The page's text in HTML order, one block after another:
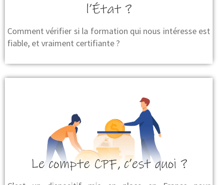
l’État ?
Comment vérifier si la formation qui nous intéresse est
fiable, et vraiment certifiante ?
Le compte CPF, c’est quoi ?